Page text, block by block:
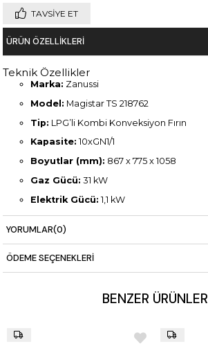
TAVSIYE ET
ÜRÜN ÖZELLIKLERI
Teknik Özellikler
Marka: Zanussi
Model: Magistar TS 218762
Tip: LPG’li Kombi Konveksiyon Fırın
Kapasite: 10xGN1/1
Boyutlar (mm): 867 x 775 x 1058
Gaz Gücü: 31 kW
Elektrik Gücü: 1,1 kW
Ağırlık:159 kg
YORUMLAR(0)
ÖDEME SEÇENEKLERI
BENZER ÜRÜNLER